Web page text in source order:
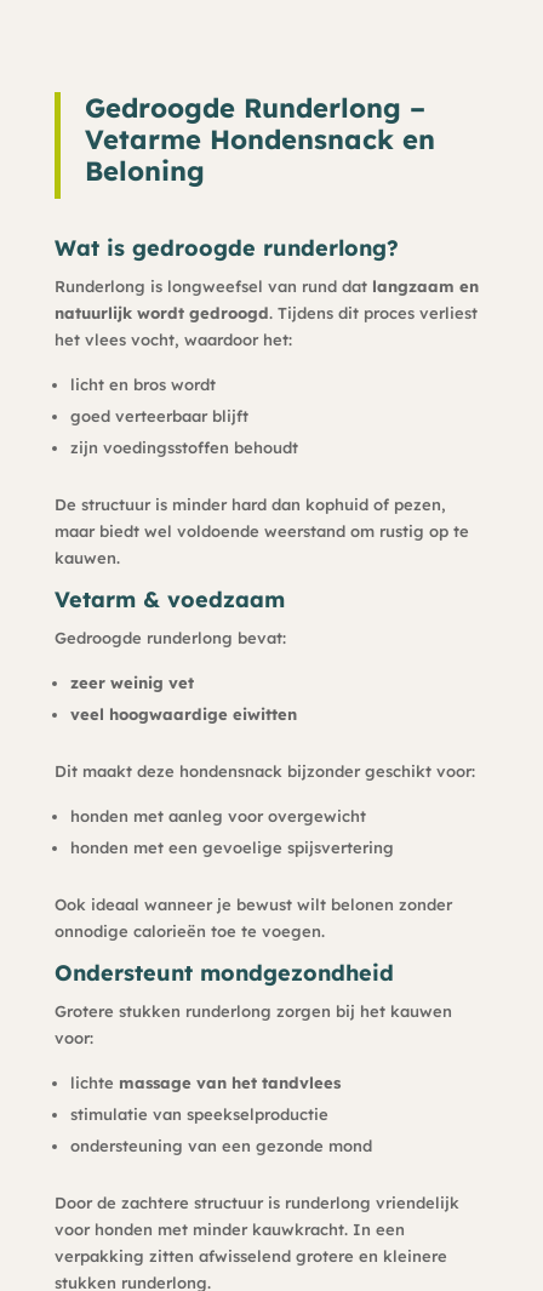
Gedroogde Runderlong –
Vetarme Hondensnack en
Beloning
Wat is gedroogde runderlong?
Runderlong is longweefsel van rund dat langzaam en
natuurlijk wordt gedroogd. Tijdens dit proces verliest
het vlees vocht, waardoor het:
licht en bros wordt
goed verteerbaar blijft
zijn voedingsstoffen behoudt
De structuur is minder hard dan kophuid of pezen,
maar biedt wel voldoende weerstand om rustig op te
kauwen.
Vetarm & voedzaam
Gedroogde runderlong bevat:
zeer weinig vet
veel hoogwaardige eiwitten
Dit maakt deze hondensnack bijzonder geschikt voor:
honden met aanleg voor overgewicht
honden met een gevoelige spijsvertering
Ook ideaal wanneer je bewust wilt belonen zonder
onnodige calorieën toe te voegen.
Ondersteunt mondgezondheid
Grotere stukken runderlong zorgen bij het kauwen
voor:
lichte massage van het tandvlees
stimulatie van speekselproductie
ondersteuning van een gezonde mond
Door de zachtere structuur is runderlong vriendelijk
voor honden met minder kauwkracht. In een
verpakking zitten afwisselend grotere en kleinere
stukken runderlong.